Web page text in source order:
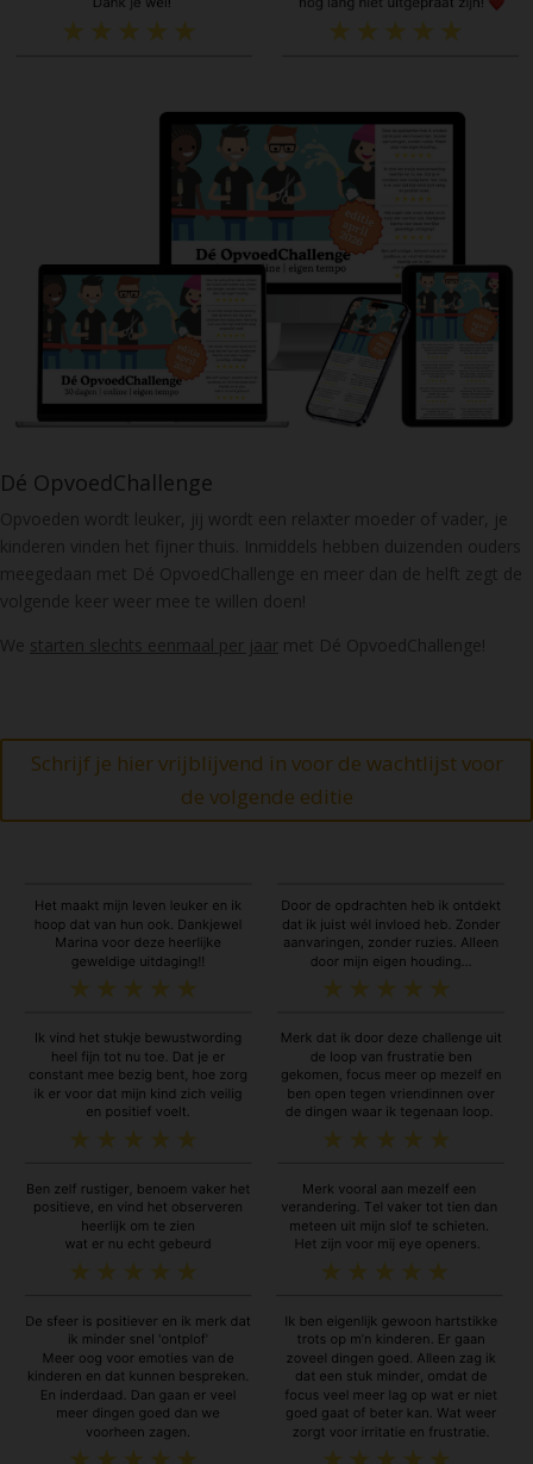
Dé OpvoedChallenge
Opvoeden wordt leuker, jij wordt een relaxter moeder of vader, je
kinderen vinden het fijner thuis. Inmiddels hebben duizenden ouders
meegedaan met Dé OpvoedChallenge en meer dan de helft zegt de
volgende keer weer mee te willen doen!
We starten slechts eenmaal per jaar met Dé OpvoedChallenge!
Schrijf je hier vrijblijvend in voor de wachtlijst voor
de volgende editie